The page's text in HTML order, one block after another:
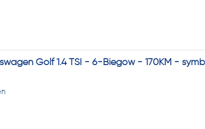
Golf 1.4 TSI - 6-Biegów - 170KM -